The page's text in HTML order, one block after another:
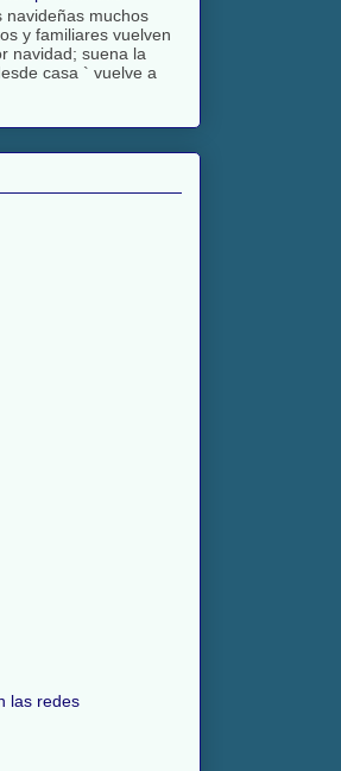
navideñas muchos
y familiares vuelven
navidad; suena la
casa ` vuelve a
las redes